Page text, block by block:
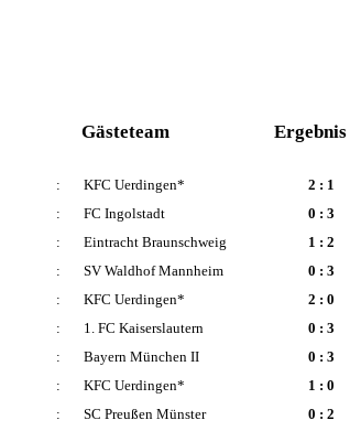
Gästeteam Ergebnis
: KFC Uerdingen*
2 : 1
: FC Ingolstadt
0 : 3
: Eintracht Braunschweig
1 : 2
: SV Waldhof Mannheim
0 : 3
: KFC Uerdingen*
2 : 0
: 1. FC Kaiserslautern
0 : 3
: Bayern München II
0 : 3
: KFC Uerdingen*
1 : 0
: SC Preußen Münster
0 : 2